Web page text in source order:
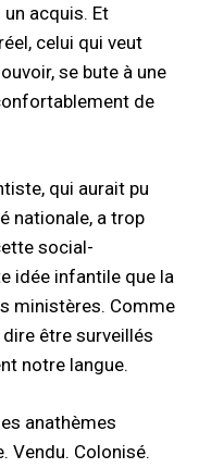
acquis. Et
celui qui veut
se bute à une
de
qui aurait pu
nationale, a trop
social-
idée infantile que la
ministères. Comme
être surveillés
notre langue.
anathèmes
Vendu. Colonisé.